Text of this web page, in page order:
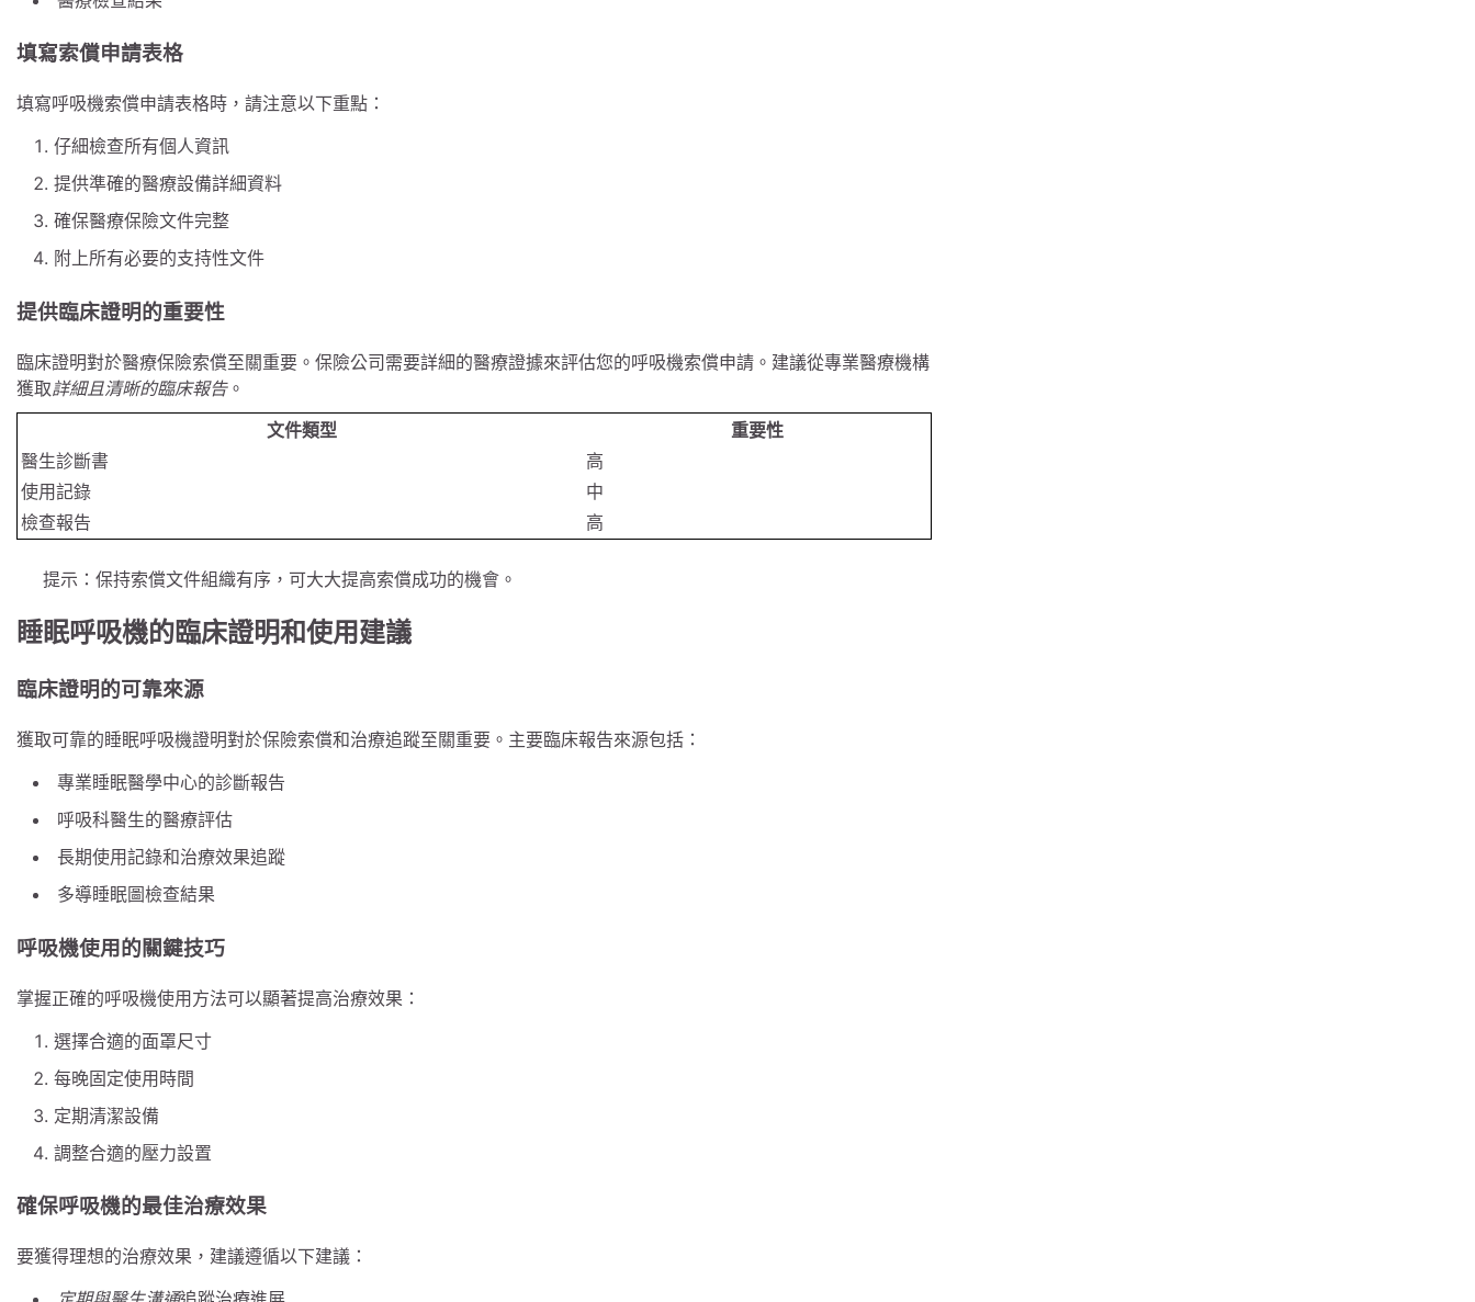
填寫索償申請表格
填寫呼吸機索償申請表格時，請注意以下重點：
仔細檢查所有個人資訊
提供準確的醫療設備詳細資料
確保醫療保險文件完整
附上所有必要的支持性文件
提供臨床證明的重要性
臨床證明對於醫療保險索償至關重要。保險公司需要詳細的醫療證據來評估您的呼吸機索償申請。建議從專業醫療機構
獲取詳細且清晰的臨床報告。
文件類型
重要性
醫生診斷書
高
使用記錄
中
檢查報告
高
提示：保持索償文件組織有序，可大大提高索償成功的機會。
睡眠呼吸機的臨床證明和使用建議
臨床證明的可靠來源
獲取可靠的睡眠呼吸機證明對於保險索償和治療追蹤至關重要。主要臨床報告來源包括：
專業睡眠醫學中心的診斷報告
呼吸科醫生的醫療評估
長期使用記錄和治療效果追蹤
多導睡眠圖檢查結果
呼吸機使用的關鍵技巧
掌握正確的呼吸機使用方法可以顯著提高治療效果：
選擇合適的面罩尺寸
每晚固定使用時間
定期清潔設備
調整合適的壓力設置
確保呼吸機的最佳治療效果
要獲得理想的治療效果，建議遵循以下建議：